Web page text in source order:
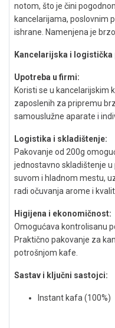
notom, što je čini
kancelarijama, poslovnim
ishrane. Namenjena je
Kancelarijska i logistička
Upotreba u firmi:
Koristi se u kancelarijskim
zaposlenih za pripremu
samouslužne aparate i
Logistika i skladištenje:
Pakovanje od 200g
jednostavno skladištenje
suvom i hladnom mestu,
radi očuvanja arome i
Higijena i ekonomičnost:
Omogućava kontrolisanu
Praktično pakovanje za
potrošnjom kafe.
Sastav i ključni sastojci:
Instant kafa (100%)